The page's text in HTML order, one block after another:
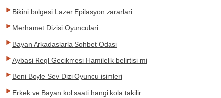
Bikini bolgesi Lazer Epilasyon zararlari
Merhamet Dizisi Oyunculari
Bayan Arkadaslarla Sohbet Odasi
Aybasi Regl Gecikmesi Hamilelik belirtisi mi
Beni Boyle Sev Dizi Oyuncu isimleri
Erkek ve Bayan kol saati hangi kola takilir